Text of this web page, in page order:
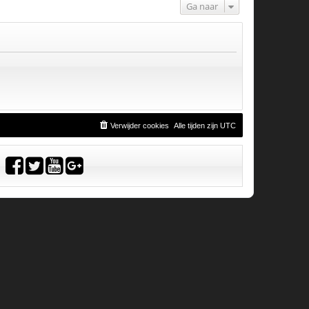
Ga naar
Alle tijden zijn UTC
Verwijder cookies